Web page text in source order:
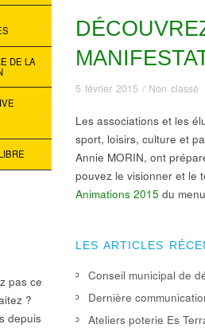
DE LA
pas ce
?
depuis
5 février 2015 / Non classé
Les associations et les
sport, loisirs, culture et
Annie MORIN, ont
pouvez le visionner et le
Animations 2015 du
LES ARTICLES
Conseil municipal de
Dernière
Ateliers poterie Es